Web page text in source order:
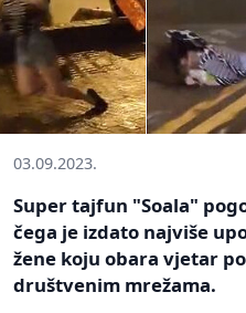
03.09.2023.
Super tajfun "Soala"
čega je izdato najviše
žene koju obara vjetar
društvenim mrežama.